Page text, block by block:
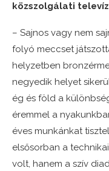
közszolgálati
– Sajnos vagy nem
folyó meccset
helyzetben
negyedik helyet
ég és föld a
éremmel a
éves munkánkat
elsősorban a
volt, hanem a szív